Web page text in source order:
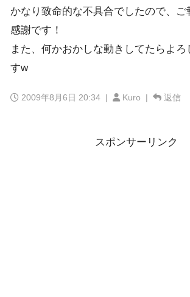
かなり致命的な不具合でしたので、ご
感謝です！
また、何かおかしな動きしてたらよろ
すw
2009年8月6日 20:34 | Kuro | 返信
スポンサーリンク